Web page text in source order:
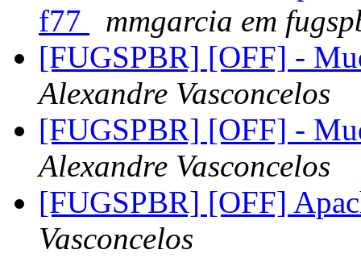
f77
mmgarcia em
[FUGSPBR] [OFF] -
Alexandre Vasconcelos
[FUGSPBR] [OFF] -
Alexandre Vasconcelos
[FUGSPBR] [OFF]
Vasconcelos